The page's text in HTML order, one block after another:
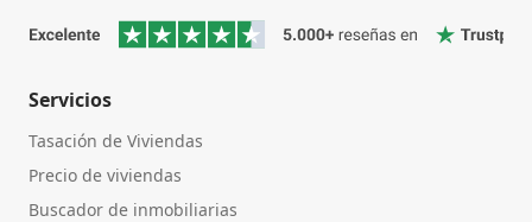
Servicios
Tasación de Viviendas
Precio de viviendas
Buscador de inmobiliarias